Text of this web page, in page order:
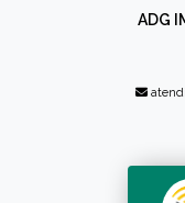
ADG